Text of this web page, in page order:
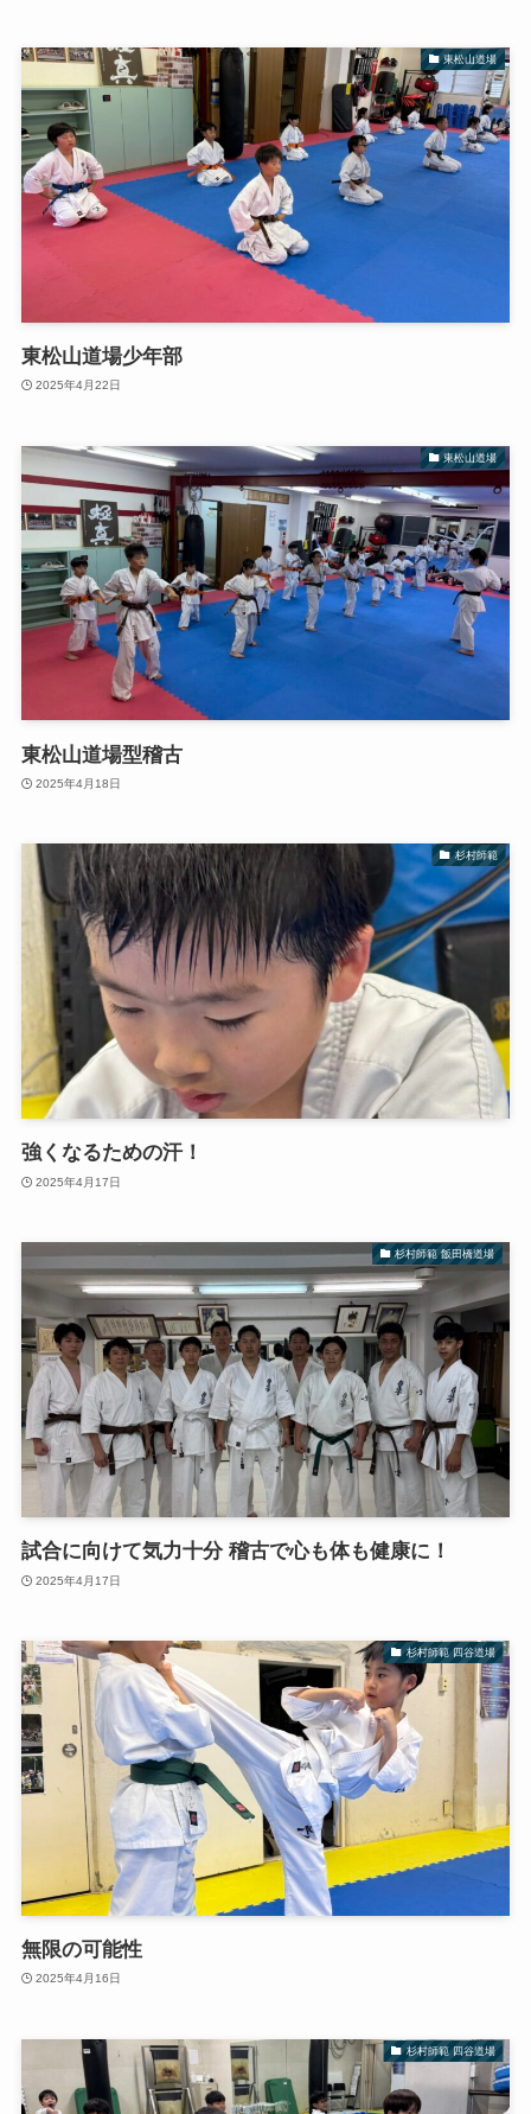
東松山道場
東松山道場少年部
2025年4月22日
東松山道場
東松山道場型稽古
2025年4月18日
杉村師範
強くなるための汗！
2025年4月17日
杉村師範 飯田橋道場
試合に向けて気力十分 稽古で心も体も健康に！
2025年4月17日
杉村師範 四谷道場
無限の可能性
2025年4月16日
杉村師範 四谷道場